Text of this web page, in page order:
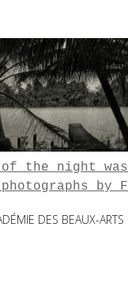
of the night
by
DES BEAUX-ARTS